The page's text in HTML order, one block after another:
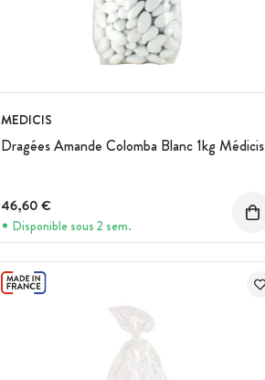
MEDICIS
Dragées Amande Colomba Blanc 1kg Médicis
46,60 €
Disponible sous 2 sem.